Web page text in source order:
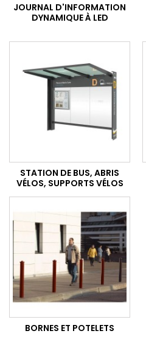
JOURNAL D'INFORMATION
DYNAMIQUE À LED
STATION DE BUS, ABRIS
VÉLOS, SUPPORTS VÉLOS
BORNES ET POTELETS